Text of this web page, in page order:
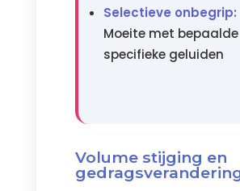
Selectieve onbegrip:
Moeite met bepaalde
specifieke geluiden
Volume stijging en